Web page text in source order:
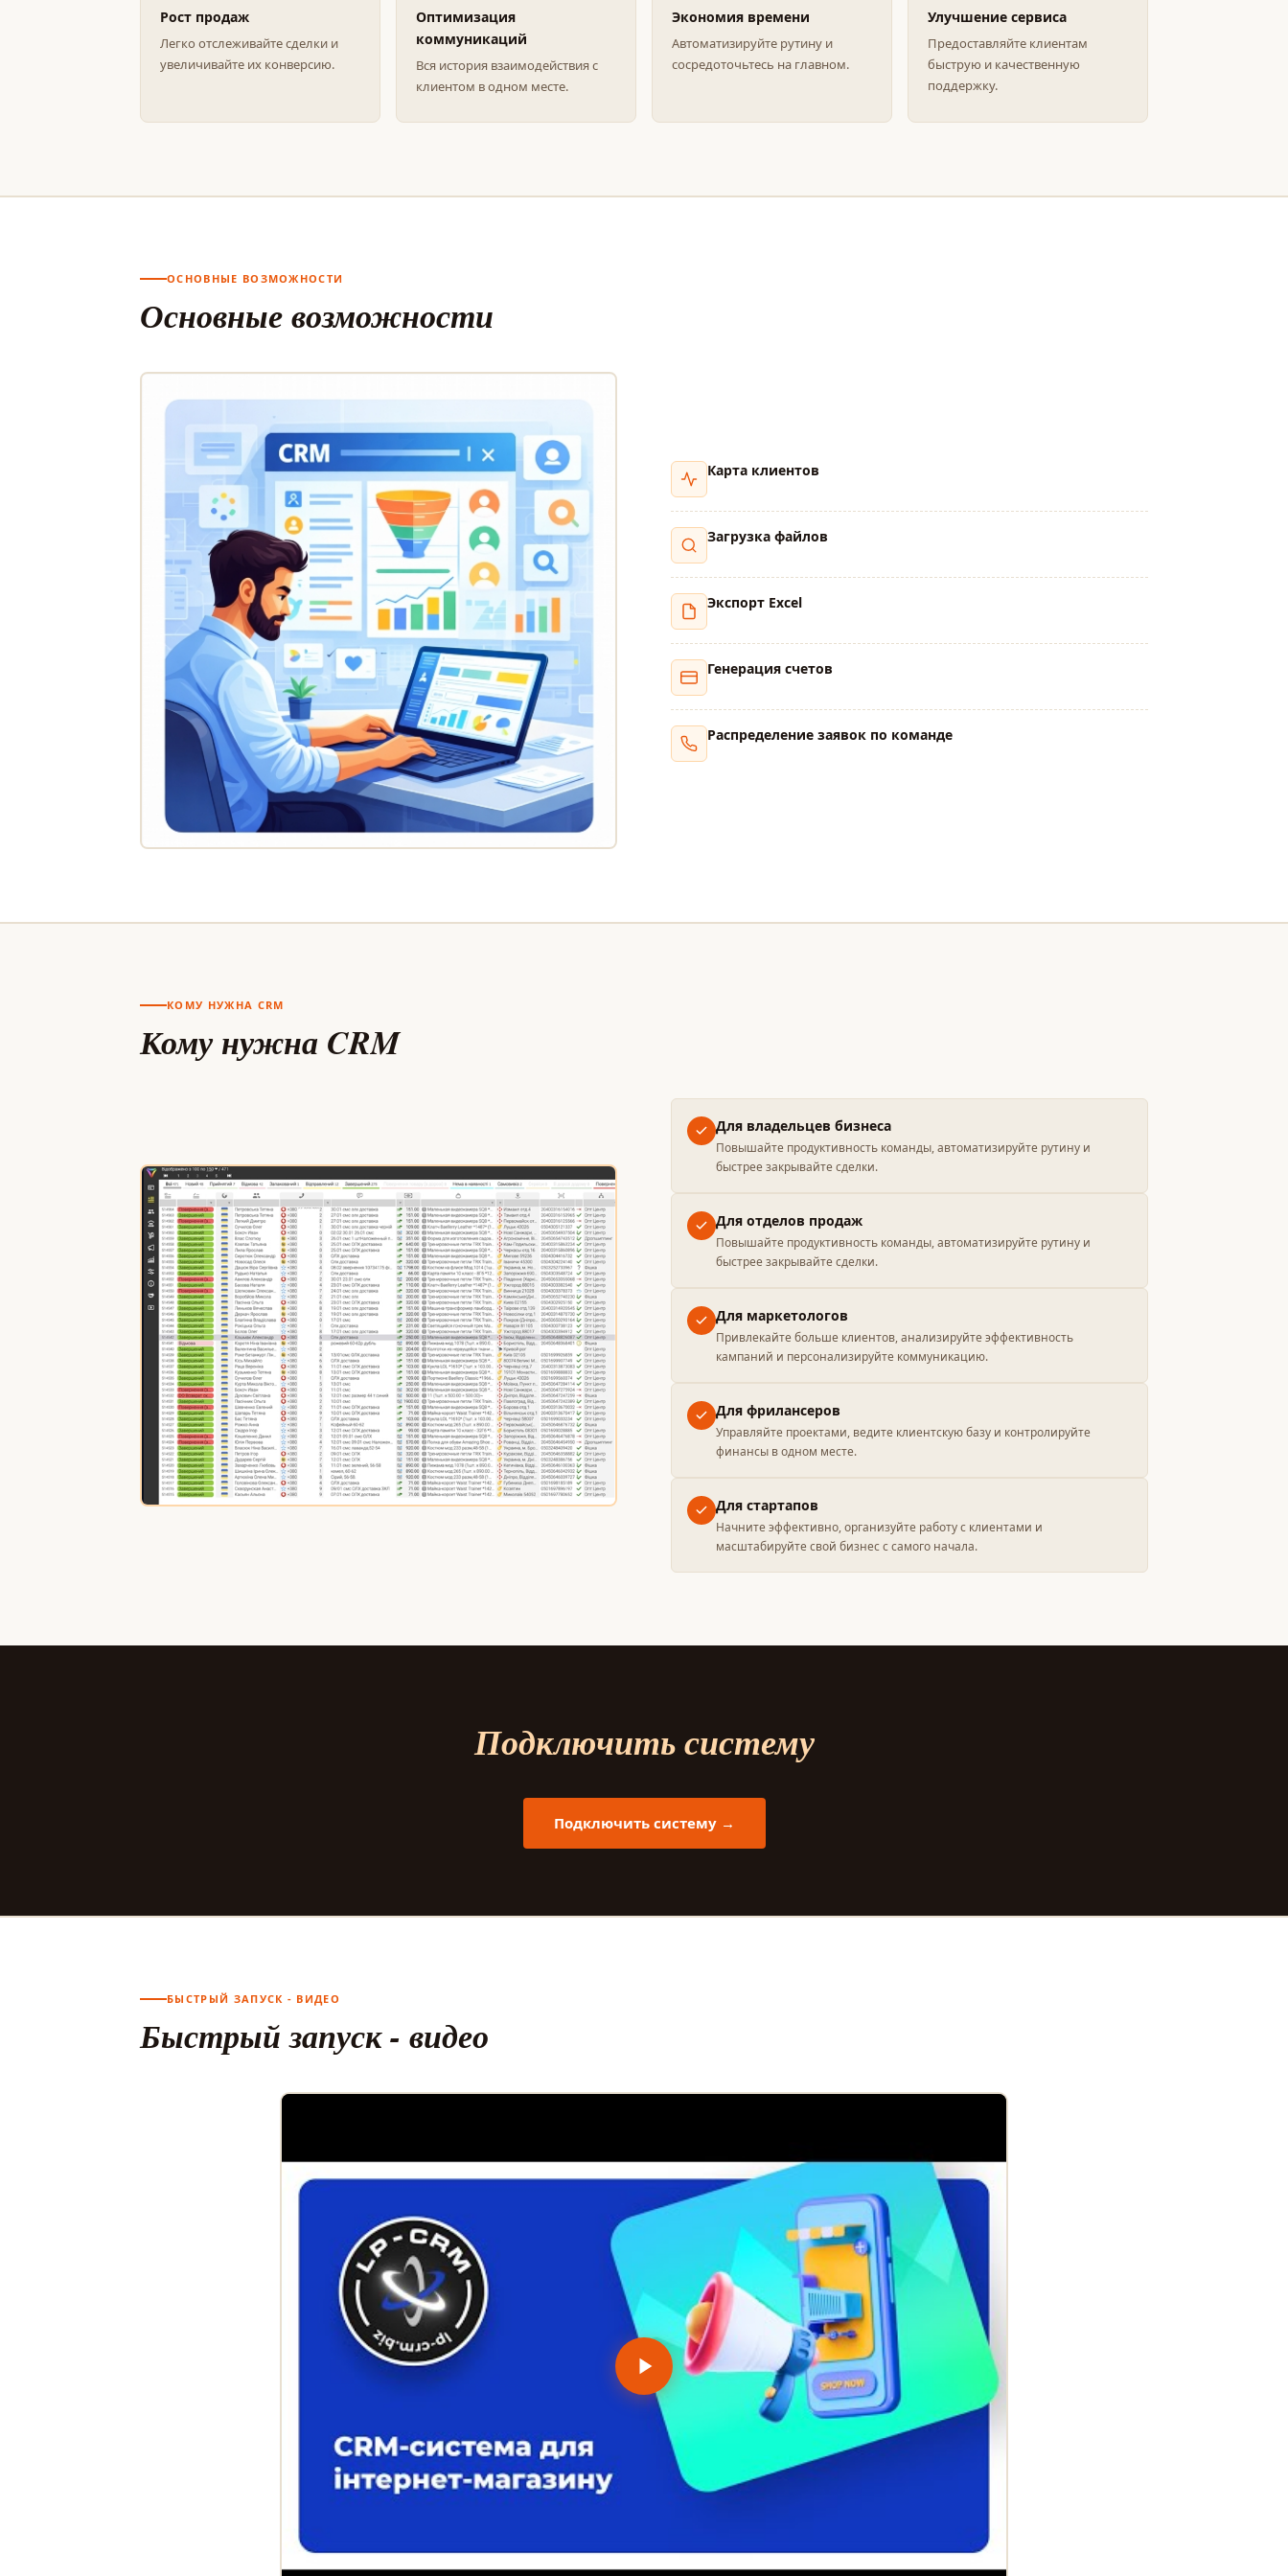
Рост продаж
Легко отслеживайте сделки и
увеличивайте их конверсию.
Оптимизация
коммуникаций
Вся история взаимодействия с
клиентом в одном месте.
Экономия времени
Автоматизируйте рутину и
сосредоточьтесь на главном.
Улучшение сервиса
Предоставляйте клиентам
быструю и качественную
поддержку.
ОСНОВНЫЕ ВОЗМОЖНОСТИ
Основные возможности
Карта клиентов
Загрузка файлов
Экспорт Excel
Генерация счетов
Распределение заявок по команде
КОМУ НУЖНА CRM
Кому нужна CRM
Для владельцев бизнеса
Повышайте продуктивность команды, автоматизируйте рутину и
быстрее закрывайте сделки.
Для отделов продаж
Повышайте продуктивность команды, автоматизируйте рутину и
быстрее закрывайте сделки.
Для маркетологов
Привлекайте больше клиентов, анализируйте эффективность
кампаний и персонализируйте коммуникацию.
Для фрилансеров
Управляйте проектами, ведите клиентскую базу и контролируйте
финансы в одном месте.
Для стартапов
Начните эффективно, организуйте работу с клиентами и
масштабируйте свой бизнес с самого начала.
Подключить систему
Подключить систему →
БЫСТРЫЙ ЗАПУСК - ВИДЕО
Быстрый запуск - видео